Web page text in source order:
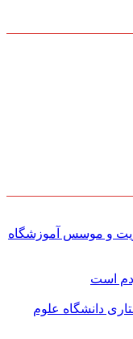
و موسس آموزشگاه
است
دانشگاه علوم